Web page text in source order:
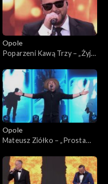
Opole
Poparzeni Kawą Trzy – „Żyje
„Premiery”
Opole
Mateusz Ziółko – „Prosta
KFPP: Koncert „Premiery”